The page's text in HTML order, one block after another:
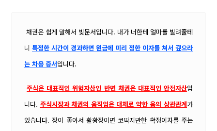
채권은 쉽게 말해서 빚문서입니다. 내가 너한테 얼마를 빌려줄테
니 특정한 시간이 경과하면 원금에 미리 정한 이자를 쳐서 갚으라
는 차용 증서입니다.
주식은 대표적인 위험자산인 반면 채권은 대표적인 안전자산입
니다. 주식시장과 채권의 움직임은 대체로 약한 음의 상관관계가
있습니다. 장이 좋아서 활황장이면 코딱지만한 확정이자를 주는